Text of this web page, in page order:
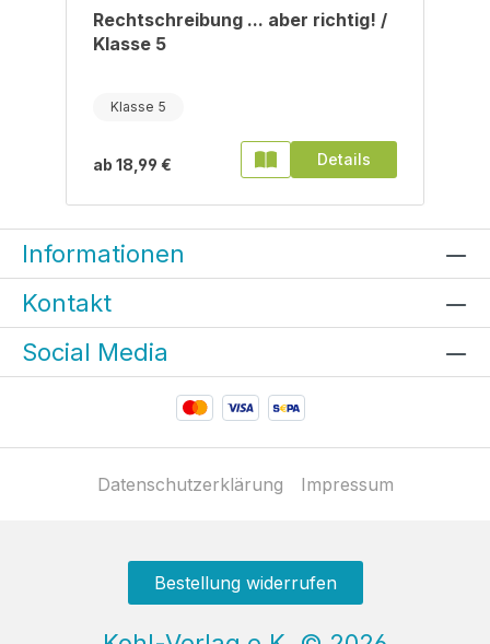
Rechtschreibung ... aber richtig! /
Klasse 5
Klasse 5
ab 18,99 € Details
Informationen
Kontakt
Social Media
Datenschutzerklärung Impressum
Bestellung widerrufen